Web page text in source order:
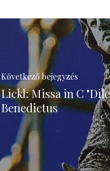
Következő bejegyzés
Lickl: Missa in C
Benedictus